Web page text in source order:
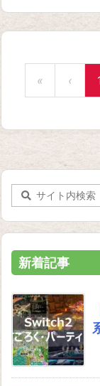
« ‹
新着記事